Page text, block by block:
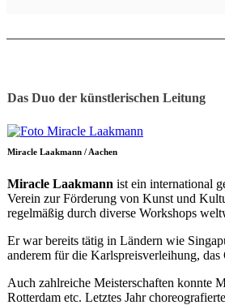
Das Duo der künstlerischen Leitung
Miracle Laakmann / Aachen
Miracle Laakmann ist ein international
Verein zur Förderung von Kunst und
regelmäßig durch diverse Workshops
Er war bereits tätig in Ländern wie
anderem für die Karlspreisverleihung,
Auch zahlreiche Meisterschaften konnte
Rotterdam etc. Letztes Jahr